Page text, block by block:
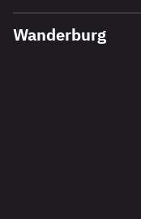
Wanderburg